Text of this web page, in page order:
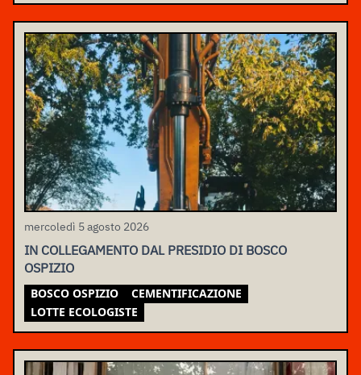
mercoledì 5 agosto 2026
IN COLLEGAMENTO DAL PRESIDIO DI BOSCO
OSPIZIO
BOSCO OSPIZIO
CEMENTIFICAZIONE
LOTTE ECOLOGISTE